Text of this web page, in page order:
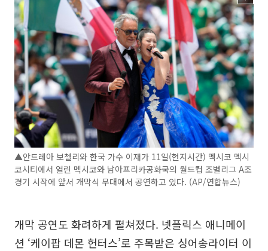
▲안드레아 보첼리와 한국 가수 이재가 11일(현지시간) 멕시코 멕시
코시티에서 열린 멕시코와 남아프리카공화국의 월드컵 조별리그 A조
경기 시작에 앞서 개막식 무대에서 공연하고 있다. (AP/연합뉴스)
개막 공연도 화려하게 펼쳐졌다. 넷플릭스 애니메이
션 ‘케이팝 데몬 헌터스’로 주목받은 싱어송라이터 이